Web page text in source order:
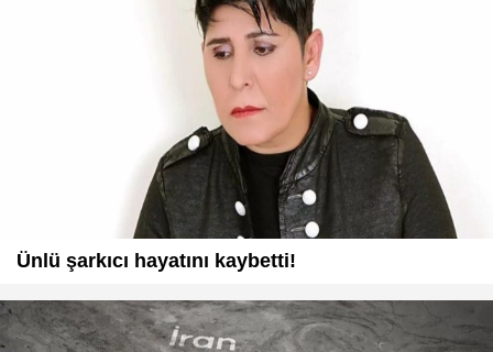
Ünlü şarkıcı hayatını kaybetti!